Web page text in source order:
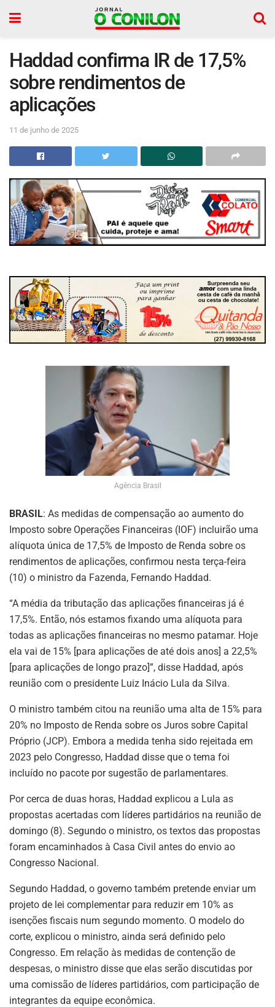
Haddad confirma IR de 17,5%
sobre rendimentos de
aplicações
11 de junho de 2025
Agência Brasil
BRASIL: As medidas de compensação ao aumento do
Imposto sobre Operações Financeiras (IOF) incluirão uma
alíquota única de 17,5% de Imposto de Renda sobre os
rendimentos de aplicações, confirmou nesta terça-feira
(10) o ministro da Fazenda, Fernando Haddad.
“A média da tributação das aplicações financeiras já é
17,5%. Então, nós estamos fixando uma alíquota para
todas as aplicações financeiras no mesmo patamar. Hoje
ela vai de 15% [para aplicações de até dois anos] a 22,5%
[para aplicações de longo prazo]”, disse Haddad, após
reunião com o presidente Luiz Inácio Lula da Silva.
O ministro também citou na reunião uma alta de 15% para
20% no Imposto de Renda sobre os Juros sobre Capital
Próprio (JCP). Embora a medida tenha sido rejeitada em
2023 pelo Congresso, Haddad disse que o tema foi
incluído no pacote por sugestão de parlamentares.
Por cerca de duas horas, Haddad explicou a Lula as
propostas acertadas com líderes partidários na reunião de
domingo (8). Segundo o ministro, os textos das propostas
foram encaminhados à Casa Civil antes do envio ao
Congresso Nacional.
Segundo Haddad, o governo também pretende enviar um
projeto de lei complementar para reduzir em 10% as
isenções fiscais num segundo momento. O modelo do
corte, explicou o ministro, ainda será definido pelo
Congresso. Em relação às medidas de contenção de
despesas, o ministro disse que elas serão discutidas por
uma comissão de líderes partidários, com participação de
integrantes da equipe econômica.